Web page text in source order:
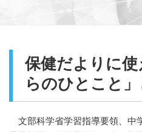
保健だよりに
らのひとこと」
文部科学省学習指導要領、中